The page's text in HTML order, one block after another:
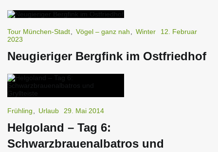
Tour München-Stadt Vögel – ganz nah Winter
12. Februar
2023
Neugieriger Bergfink im Ostfriedhof
Frühling Urlaub 29. Mai 2014
Helgoland – Tag 6:
Schwarzbrauenalbatros und